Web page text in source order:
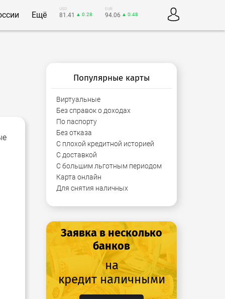
Ещё
USD
81.41 ▲ 0.28
EUR
94.06 ▲ 0.48
Популярные карты
Виртуальные
Без справок о доходах
По паспорту
Без отказа
С плохой кредитной историей
С доставкой
С большим льготным периодом
Карта онлайн
Для снятия наличных
Заявка в несколько
банков
на
кредит наличными